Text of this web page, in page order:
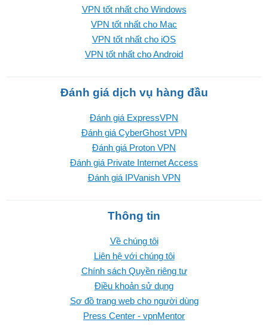
VPN tốt nhất cho Windows
VPN tốt nhất cho Mac
VPN tốt nhất cho iOS
VPN tốt nhất cho Android
Đánh giá dịch vụ hàng đầu
Đánh giá ExpressVPN
Đánh giá CyberGhost VPN
Đánh giá Proton VPN
Đánh giá Private Internet Access
Đánh giá IPVanish VPN
Thông tin
Về chúng tôi
Liên hệ với chúng tôi
Chính sách Quyền riêng tư
Điều khoản sử dụng
Sơ đồ trang web cho người dùng
Press Center - vpnMentor